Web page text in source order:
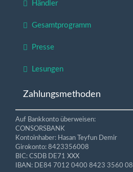
Händler
Gesamtprogramm
Presse
Lesungen
Zahlungsmethoden
Auf Bankkonto überweisen:
CONSORSBANK
Kontoinhaber: Hasan Teyfun Demir
Girokonto: 8423356008
BIC: CSDB DE71 XXX
IBAN: DE84 7012 0400 8423 3560 08